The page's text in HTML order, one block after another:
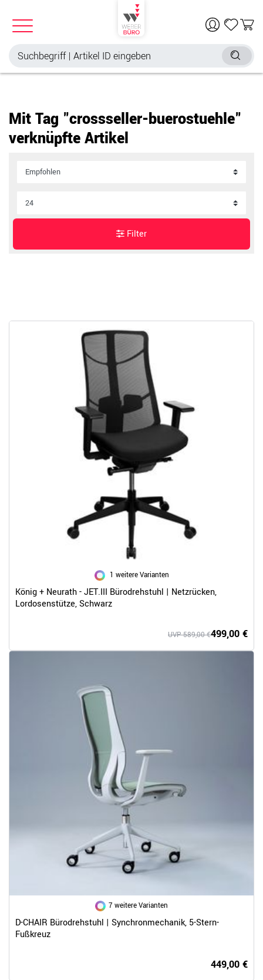
Mit Tag "crossseller-buerostuehle"
verknüpfte Artikel
Filter
1 weitere Varianten
König + Neurath - JET.III Bürodrehstuhl | Netzrücken,
Lordosenstütze, Schwarz
499,00 €
UVP 589,00 €
7 weitere Varianten
D-CHAIR Bürodrehstuhl | Synchronmechanik, 5-Stern-
Fußkreuz
449,00 €